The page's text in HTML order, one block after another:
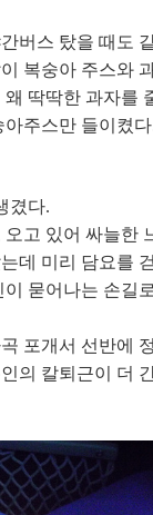
버스 탔을 때도
복숭아 주스와
딱딱한 과자를
주스만 들이켰
겼다.
고 있어 싸늘한
데 미리 담요를
묻어나는 손길
포개서 선반에
의 칼퇴근이 더